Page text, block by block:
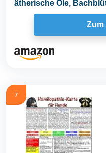
ätherische Öle,
Zum
7